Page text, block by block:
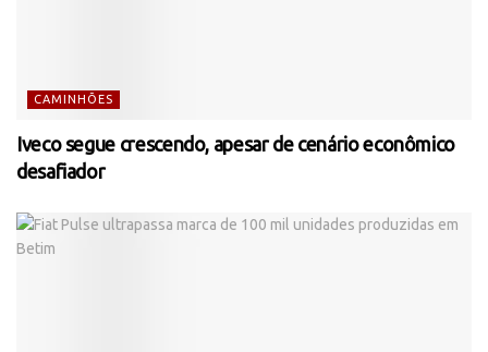
CAMINHÕES
Iveco segue crescendo, apesar de cenário econômico
desafiador